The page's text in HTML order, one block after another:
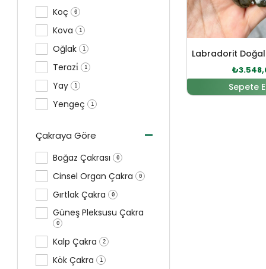
Koç 0
Kova 1
Oğlak 1
Terazi̇ 1
Yay 1
Yengeç 1
Çakraya Göre -
Boğaz Çakrası 0
Cinsel Organ Çakra 0
Gırtlak Çakra 0
Güneş Pleksusu Çakra
0
Kalp Çakra 2
Kök Çakra 1
₺
Sepete